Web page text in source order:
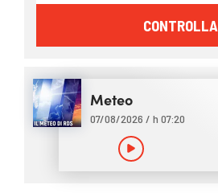
CONTROLLA
Meteo
07/08/2026 / h 07:20